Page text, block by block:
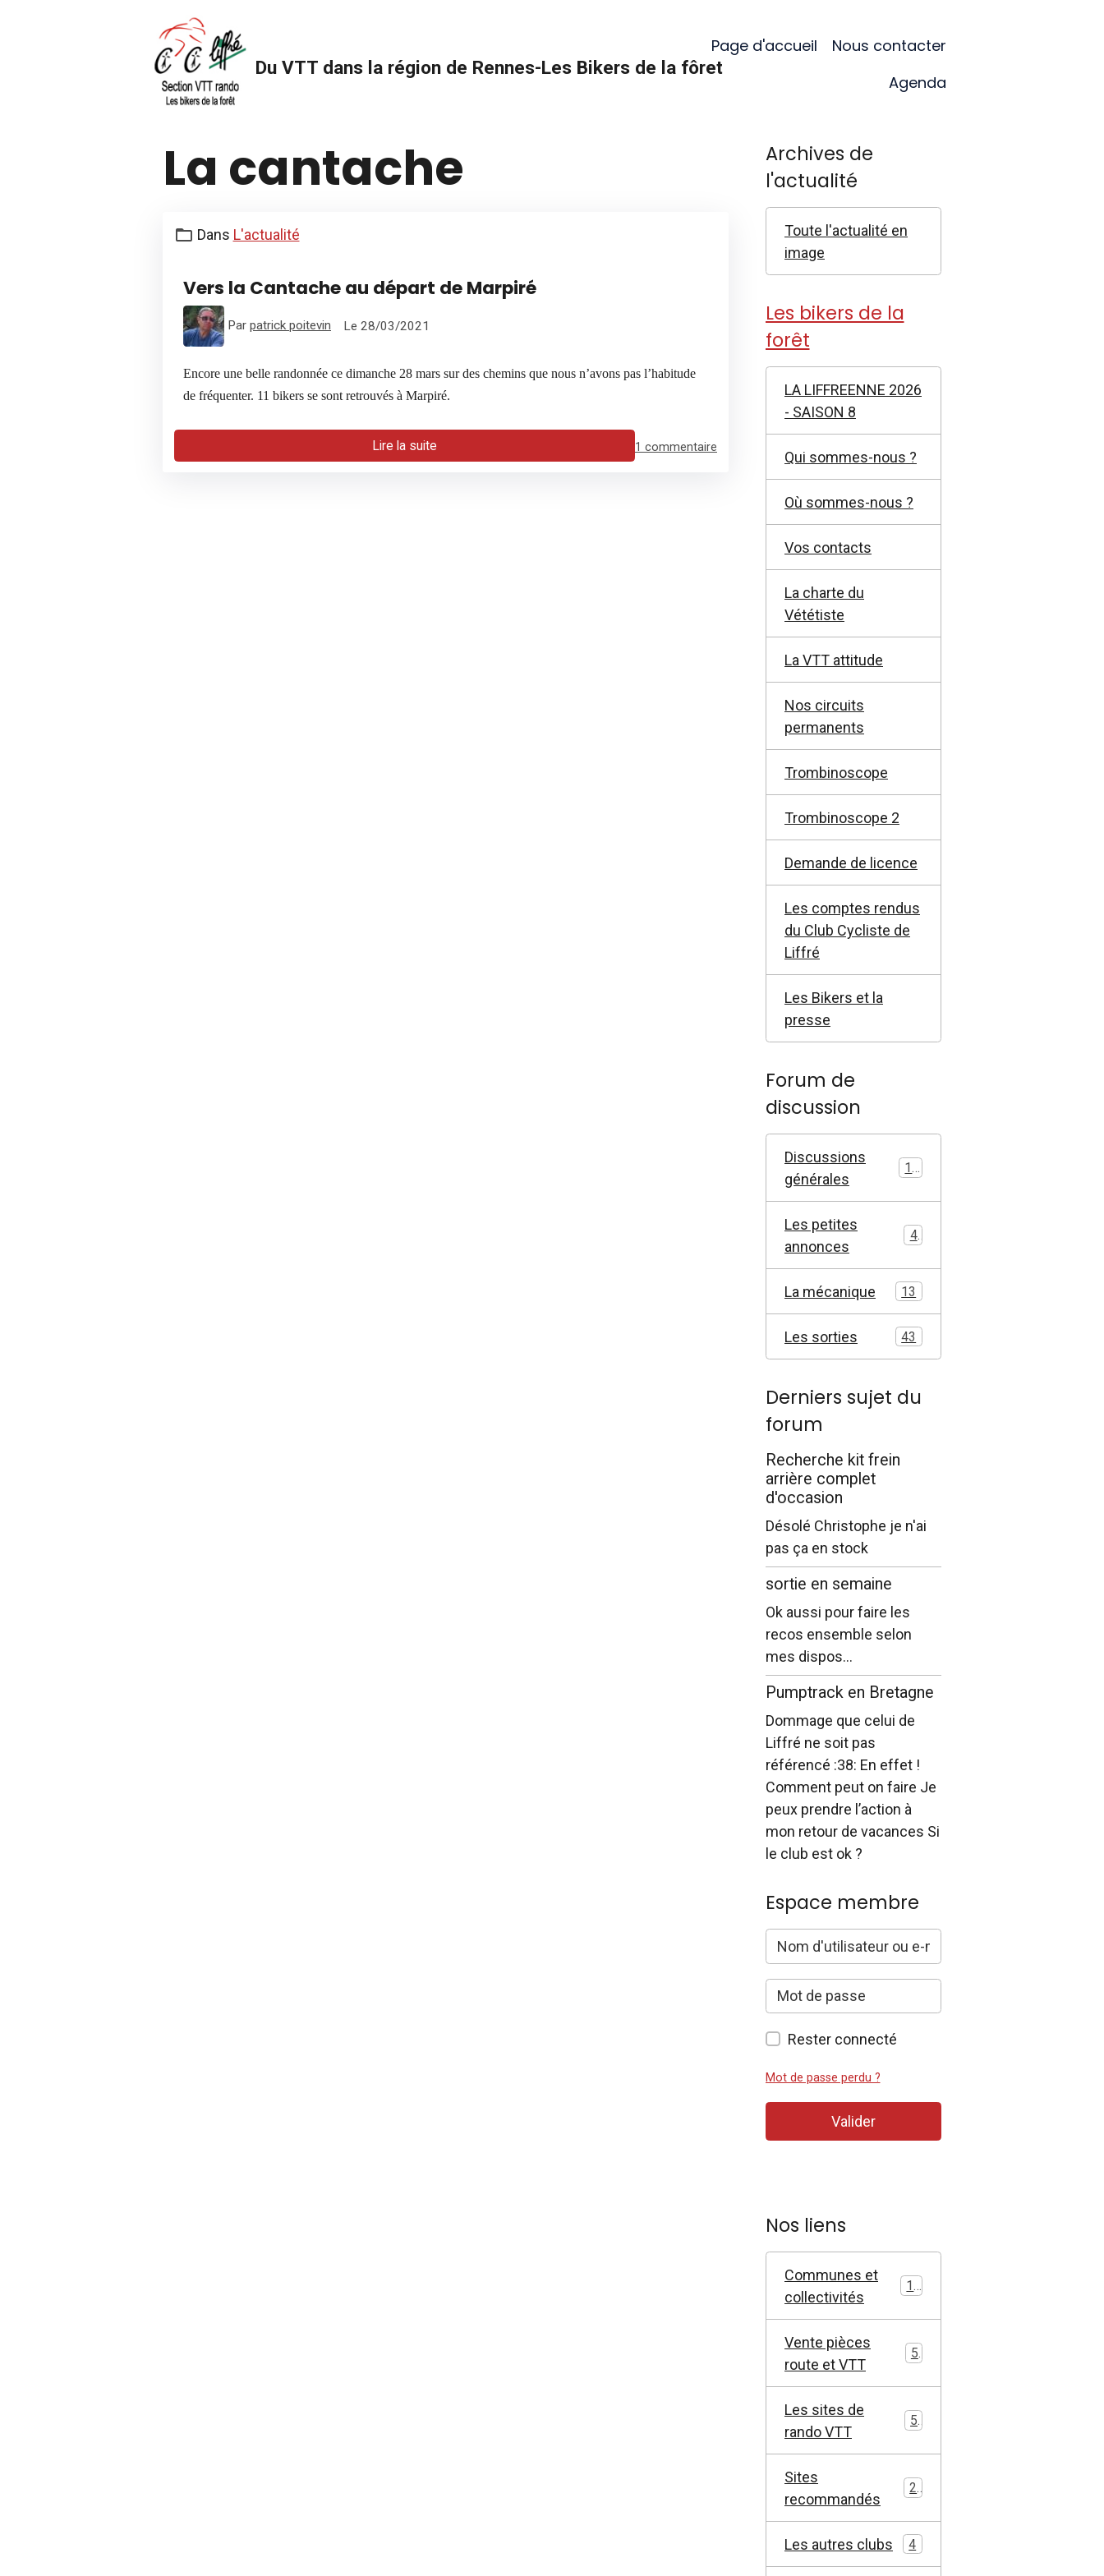
Du VTT dans la région de Rennes-Les Bikers de la fôret
Page d'accueil
Nous contacter
Agenda
La cantache
Dans L'actualité
Vers la Cantache au départ de Marpiré
Par patrick poitevin Le 28/03/2021
Encore une belle randonnée ce dimanche 28 mars sur des chemins que nous n’avons pas l’habitude
de fréquenter. 11 bikers se sont retrouvés à Marpiré.
Lire la suite 1 commentaire
Archives de
l'actualité
Toute l'actualité en
image
Les bikers de la
forêt
LA LIFFREENNE 2026
- SAISON 8
Qui sommes-nous ?
Où sommes-nous ?
Vos contacts
La charte du
Vététiste
La VTT attitude
Nos circuits
permanents
Trombinoscope
Trombinoscope 2
Demande de licence
Les comptes rendus
du Club Cycliste de
Liffré
Les Bikers et la
presse
Forum de
discussion
Discussions
générales
17
Les petites
annonces
4
La mécanique 13
Les sorties 43
Derniers sujet du
forum
Recherche kit frein
arrière complet
d'occasion
Désolé Christophe je n'ai
pas ça en stock
sortie en semaine
Ok aussi pour faire les
recos ensemble selon
mes dispos...
Pumptrack en Bretagne
Dommage que celui de
Liffré ne soit pas
référencé :38: En effet !
Comment peut on faire Je
peux prendre l’action à
mon retour de vacances Si
le club est ok ?
Espace membre
Rester connecté
Mot de passe perdu ?
Valider
Nos liens
Communes et
collectivités
11
Vente pièces
route et VTT
5
Les sites de
rando VTT
5
Sites
recommandés
2
Les autres clubs 4